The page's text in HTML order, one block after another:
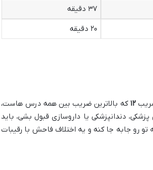
۳۷ دقیقه
۲۰ دقیقه
۱۲ که بالاترین ضریب بین همه درس هاست،
دندانپزشکی یا داروسازی قبول بشی، باید
رو جابه جا کنه و یه اختلاف فاحش با رقیبات